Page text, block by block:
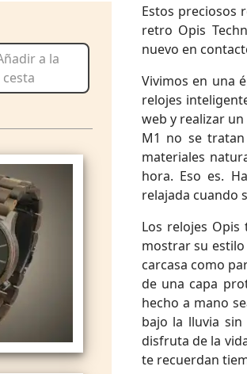
a la
cesta
Estos preciosos
retro Opis
nuevo en
Vivimos en una
relojes
web y realizar un
M1 no se
materiales
hora. Eso es.
relajada cuando
Los relojes
mostrar su
carcasa como
de una capa
hecho a mano
bajo la lluvia
disfruta de la
te recuerdan